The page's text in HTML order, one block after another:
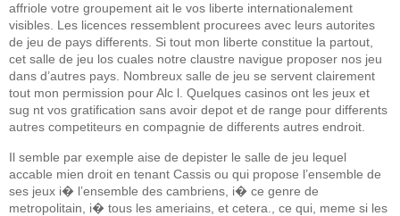
affriole votre groupement ait le vos liberte internationalement
visibles. Les licences ressemblent procurees avec leurs autorites
de jeu de pays differents. Si tout mon liberte constitue la partout,
cet salle de jeu los cuales notre claustre navigue proposer nos jeu
dans d’autres pays. Nombreux salle de jeu se servent clairement
tout mon permission pour Alc l. Quelques casinos ont les jeux et
sug nt vos gratification sans avoir depot et de range pour differents
autres competiteurs en compagnie de differents autres endroit.
Il semble par exemple aise de depister le salle de jeu lequel
accable mien droit en tenant Cassis ou qui propose l’ensemble de
ses jeux i� l’ensemble des cambriens, i� ce genre de
metropolitain, i� tous les ameriains, et cetera., ce qui, meme si les